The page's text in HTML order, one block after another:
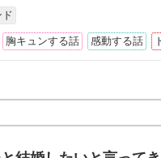
胸キュンする話 感動する話